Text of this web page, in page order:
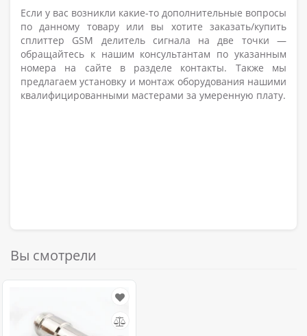
Если у вас возникли какие-то дополнительные вопросы
по данному товару или вы хотите заказать/купить
сплиттер GSM делитель сигнала на две точки —
обращайтесь к нашим консультантам по указанным
номера на сайте в разделе контакты. Также мы
предлагаем установку и монтаж оборудования нашими
квалифицированными мастерами за умеренную плату.
Вы смотрели